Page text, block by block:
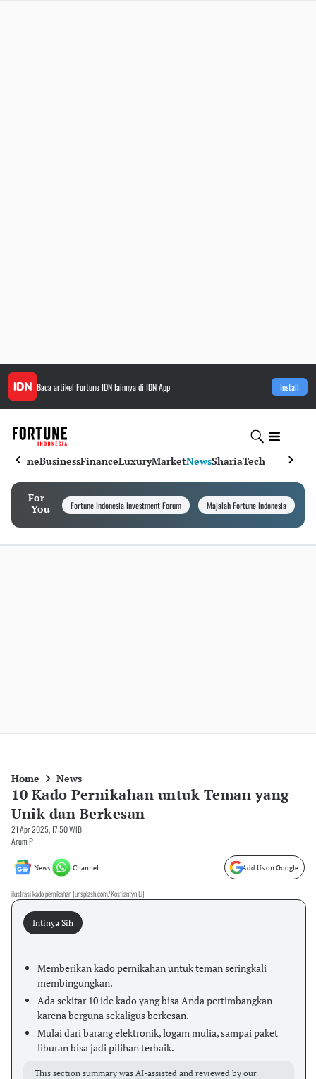
Baca artikel Fortune IDNlainnya di IDN App Install
HomeBusinessFinanceLuxuryMarketNewsShariaTech
For
You
Fortune Indonesia Investment Forum Majalah Fortune Indonesia
Home News
10 Kado Pernikahan untuk Teman yang
Unik dan Berkesan
21 Apr 2025, 17:50 WIB
Arum P
News Channel Add Us on Google
ilustrasi kado pernikahan (unsplash.com/Kostiantyn Li)
Intinya Sih
Memberikan kado pernikahan untuk teman seringkali
membingungkan.
Ada sekitar 10 ide kado yang bisa Anda pertimbangkan
karena berguna sekaligus berkesan.
Mulai dari barang elektronik, logam mulia, sampai paket
liburan bisa jadi pilihan terbaik.
This section summary was AI-assisted and reviewed by our